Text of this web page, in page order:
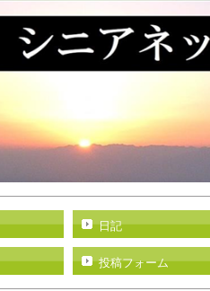
日記
投稿フォーム